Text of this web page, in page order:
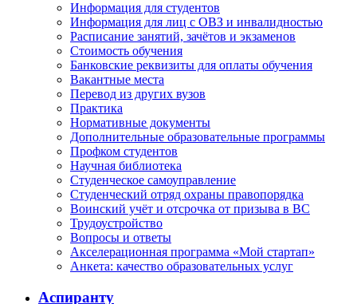
Информация для студентов
Информация для лиц с ОВЗ и инвалидностью
Расписание занятий, зачётов и экзаменов
Стоимость обучения
Банковские реквизиты для оплаты обучения
Вакантные места
Перевод из других вузов
Практика
Нормативные документы
Дополнительные образовательные программы
Профком студентов
Научная библиотека
Студенческое самоуправление
Студенческий отряд охраны правопорядка
Воинский учёт и отсрочка от призыва в ВС
Трудоустройство
Вопросы и ответы
Акселерационная программа «Мой стартап»
Анкета: качество образовательных услуг
Аспиранту